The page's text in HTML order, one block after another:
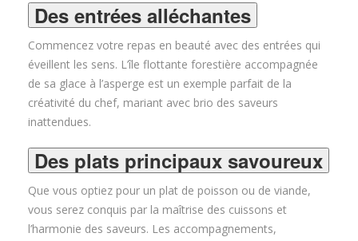
Des entrées alléchantes
Commencez votre repas en beauté avec des entrées qui
éveillent les sens. L’île flottante forestière accompagnée
de sa glace à l’asperge est un exemple parfait de la
créativité du chef, mariant avec brio des saveurs
inattendues.
Des plats principaux savoureux
Que vous optiez pour un plat de poisson ou de viande,
vous serez conquis par la maîtrise des cuissons et
l’harmonie des saveurs. Les accompagnements,